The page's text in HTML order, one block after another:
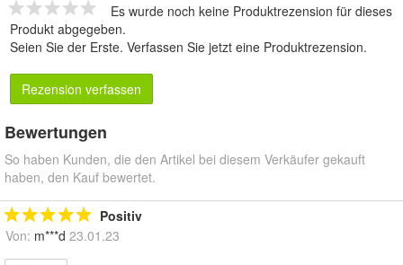
Es wurde noch keine Produktrezension für dieses
Produkt abgegeben.
Seien Sie der Erste. Verfassen Sie jetzt eine Produktrezension.
Rezension verfassen
Bewertungen
So haben Kunden, die den Artikel bei diesem Verkäufer gekauft
haben, den Kauf bewertet.
Positiv
Von: m***d 23.01.23